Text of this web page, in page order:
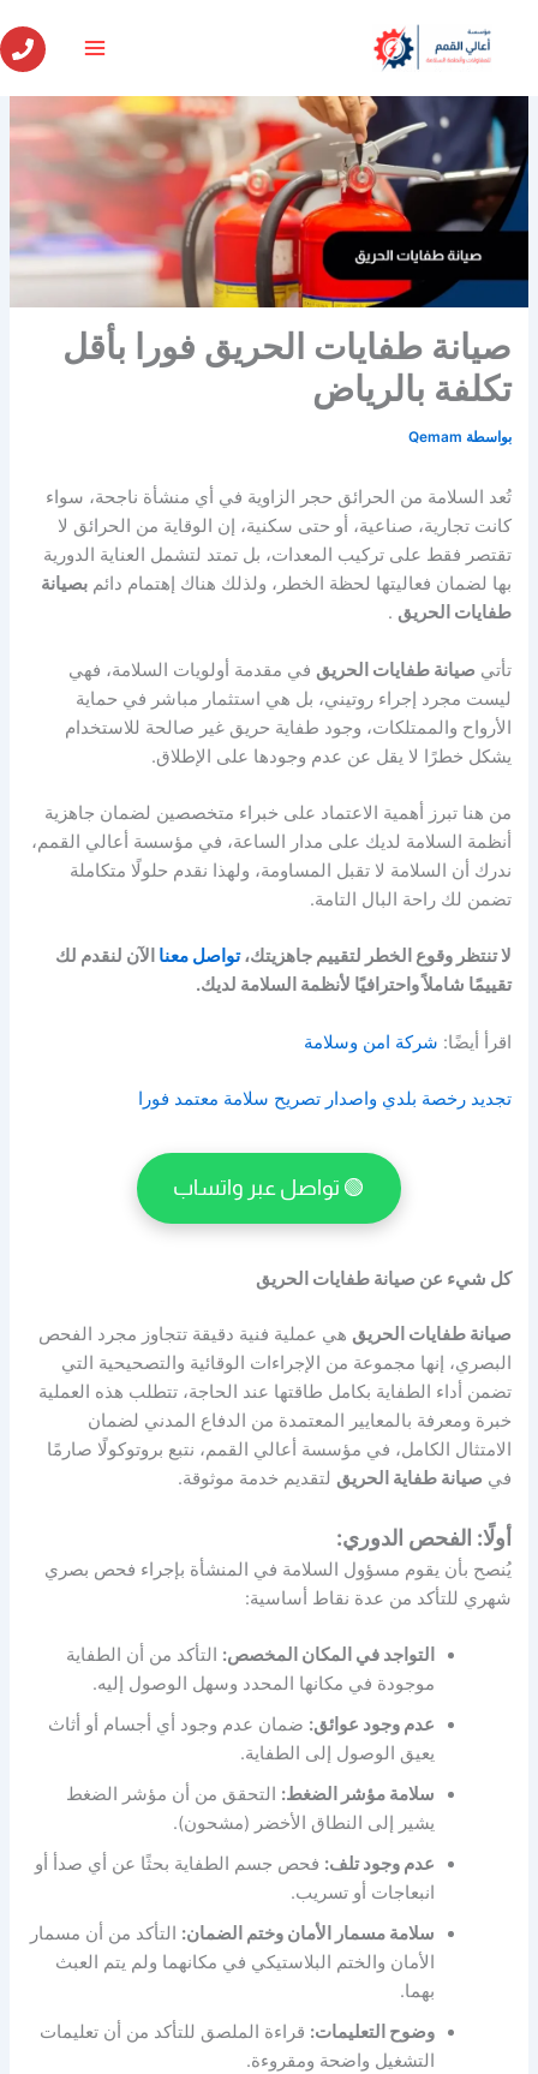
المحتوى
صيانة طفايات الحريق فورا بأقل
تكلفة بالرياض
بواسطة Qemam
تُعد السلامة من الحرائق حجر الزاوية في أي منشأة ناجحة، سواء
كانت تجارية، صناعية، أو حتى سكنية، إن الوقاية من الحرائق لا
تقتصر فقط على تركيب المعدات، بل تمتد لتشمل العناية الدورية
بها لضمان فعاليتها لحظة الخطر، ولذلك هناك إهتمام دائمبصيانة
طفايات الحريق .
تأتي صيانة طفايات الحريق في مقدمة أولويات السلامة، فهي
ليست مجرد إجراء روتيني، بل هي استثمار مباشر في حماية
الأرواح والممتلكات، وجود طفاية حريق غير صالحة للاستخدام
يشكل خطرًا لا يقل عن عدم وجودها على الإطلاق.
من هنا تبرز أهمية الاعتماد على خبراء متخصصين لضمان جاهزية
أنظمة السلامة لديك على مدار الساعة، في مؤسسة أعالي القمم،
ندرك أن السلامة لا تقبل المساومة، ولهذا نقدم حلولًا متكاملة
تضمن لك راحة البال التامة.
لا تنتظر وقوع الخطر لتقييم جاهزيتك،تواصل معنا الآن لنقدم لك
تقييمًا شاملاً واحترافيًا لأنظمة السلامة لديك.
اقرأ أيضًا: شركة امن وسلامة
تجديد رخصة بلدي واصدار تصريح سلامة معتمد فورا
🟢 تواصل عبر واتساب
كل شيء عن صيانة طفايات الحريق
صيانة طفايات الحريق هي عملية فنية دقيقة تتجاوز مجرد الفحص
البصري، إنها مجموعة من الإجراءات الوقائية والتصحيحية التي
تضمن أداء الطفاية بكامل طاقتها عند الحاجة، تتطلب هذه العملية
خبرة ومعرفة بالمعايير المعتمدة من الدفاع المدني لضمان
الامتثال الكامل، في مؤسسة أعالي القمم، نتبع بروتوكولًا صارمًا
في صيانة طفاية الحريق لتقديم خدمة موثوقة.
أولًا: الفحص الدوري:
يُنصح بأن يقوم مسؤول السلامة في المنشأة بإجراء فحص بصري
شهري للتأكد من عدة نقاط أساسية:
التواجد في المكان المخصص: التأكد من أن الطفاية
موجودة في مكانها المحدد وسهل الوصول إليه.
عدم وجود عوائق: ضمان عدم وجود أي أجسام أو أثاث
يعيق الوصول إلى الطفاية.
سلامة مؤشر الضغط: التحقق من أن مؤشر الضغط
يشير إلى النطاق الأخضر (مشحون).
عدم وجود تلف: فحص جسم الطفاية بحثًا عن أي صدأ أو
انبعاجات أو تسريب.
سلامة مسمار الأمان وختم الضمان: التأكد من أن مسمار
الأمان والختم البلاستيكي في مكانهما ولم يتم العبث
بهما.
وضوح التعليمات: قراءة الملصق للتأكد من أن تعليمات
التشغيل واضحة ومقروءة.